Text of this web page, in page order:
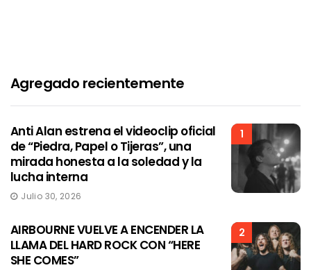
Agregado recientemente
1
Anti Alan estrena el videoclip oficial
de “Piedra, Papel o Tijeras”, una
mirada honesta a la soledad y la
lucha interna
Julio 30, 2026
2
AIRBOURNE VUELVE A ENCENDER LA
LLAMA DEL HARD ROCK CON “HERE
SHE COMES”